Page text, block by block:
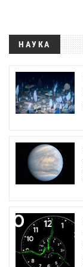
НАУКА